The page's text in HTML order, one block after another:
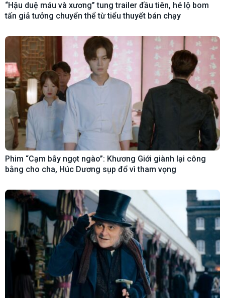
“Hậu duệ máu và xương” tung trailer đầu tiên, hé lộ bom
tấn giả tưởng chuyển thể từ tiểu thuyết bán chạy
Phim “Cạm bẫy ngọt ngào”: Khương Giới giành lại công
bằng cho cha, Húc Dương sụp đổ vì tham vọng